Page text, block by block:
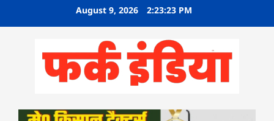
August 9, 2026 2:23:24 PM